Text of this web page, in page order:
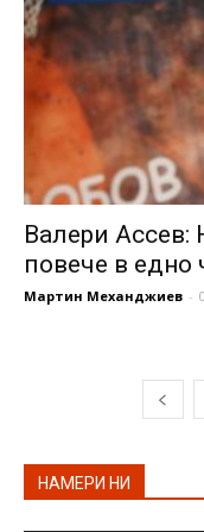
Валери
повече в едно
Мартин Механджиев -
НАМЕРИ НИ